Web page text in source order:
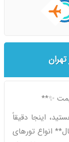
✨**
اینجا دقیقاً
انواع تورهای